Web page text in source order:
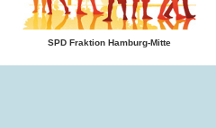
SPD Fraktion Hamburg-Mitte